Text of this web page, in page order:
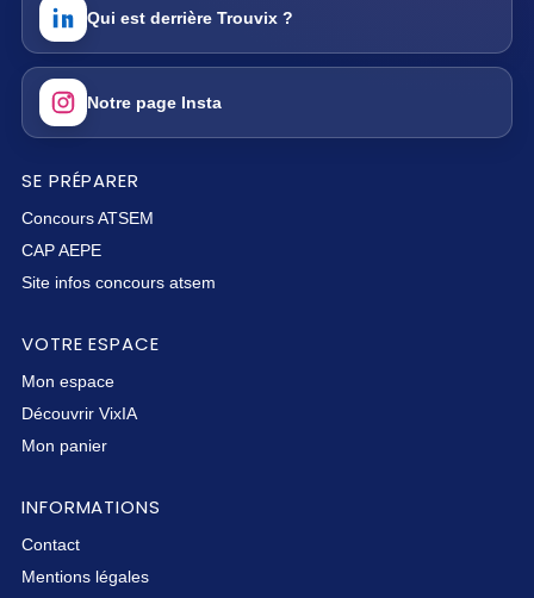
Qui est derrière Trouvix ?
Notre page Insta
SE PRÉPARER
Concours ATSEM
CAP AEPE
Site infos concours atsem
VOTRE ESPACE
Mon espace
Découvrir VixIA
Mon panier
INFORMATIONS
Contact
Mentions légales